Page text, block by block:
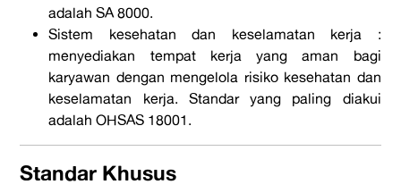
adalah SA 8000.
Sistem kesehatan dan keselamatan kerja :
menyediakan tempat kerja yang aman bagi
karyawan dengan mengelola risiko kesehatan dan
keselamatan kerja. Standar yang paling diakui
adalah OHSAS 18001.
Standar Khusus